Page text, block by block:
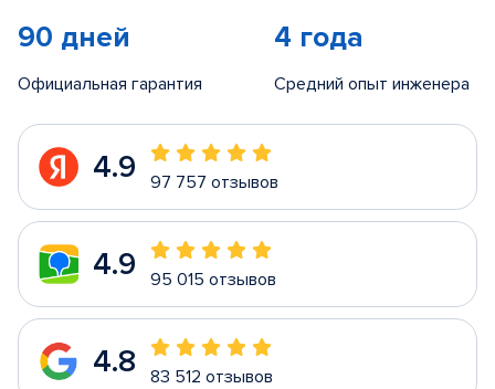
90 дней
Официальная гарантия
4 года
Средний опыт инженера
4.9 97 757 отзывов
4.9 95 015 отзывов
4.8 83 512 отзывов